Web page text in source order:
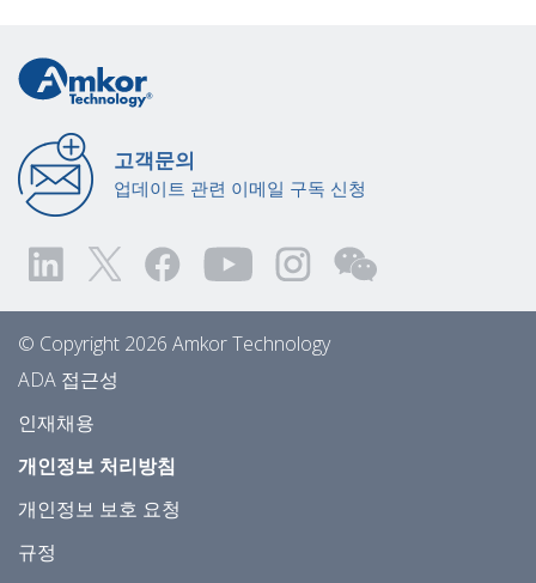
고객문의
업데이트 관련 이메일 구독 신청
© Copyright 2026 Amkor Technology
ADA 접근성
인재채용
개인정보 처리방침
개인정보 보호 요청
규정